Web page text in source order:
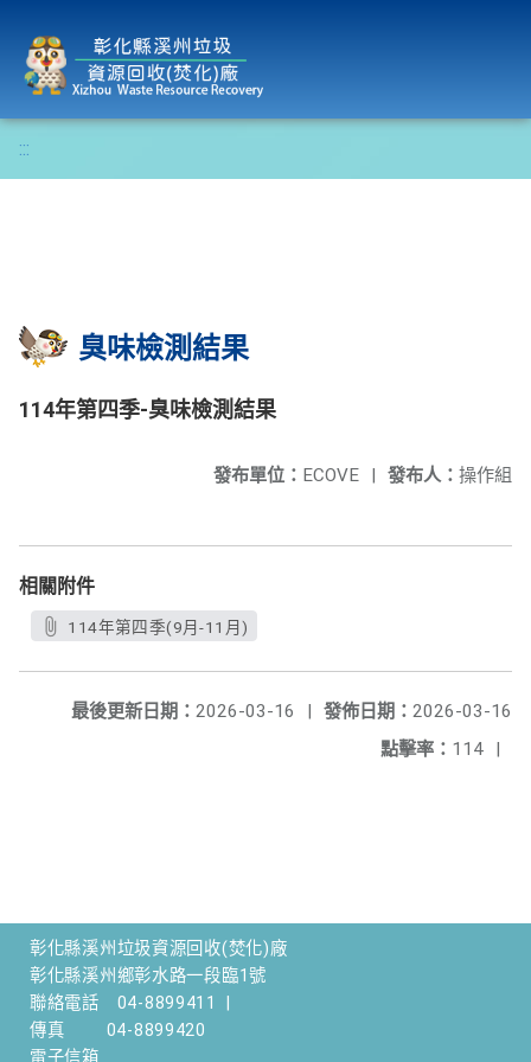
:::
臭味檢測結果
114年第四季-臭味檢測結果
發布人： 操作組
發布單位： ECOVE |
相關附件
114年第四季(9月-11月)
發佈日期： 2026-03-16
最後更新日期： 2026-03-16
|
點擊率： 114 |
彰化縣溪州垃圾資源回收(焚化)廠
彰化縣溪州鄉彰水路一段臨1號
聯絡電話
04-8899411
傳真
04-8899420
電子信箱